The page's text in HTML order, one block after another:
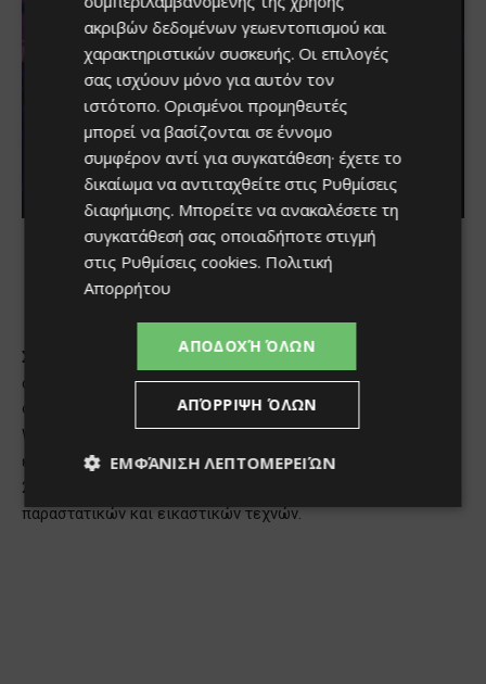
ακριβών δεδομένων γεωεντοπισμού και
χαρακτηριστικών συσκευής. Οι επιλογές
σας ισχύουν μόνο για αυτόν τον
ιστότοπο. Ορισμένοι προμηθευτές
μπορεί να βασίζονται σε έννομο
συμφέρον αντί για συγκατάθεση· έχετε το
δικαίωμα να αντιταχθείτε στις Ρυθμίσεις
διαφήμισης. Μπορείτε να ανακαλέσετε τη
συγκατάθεσή σας οποιαδήποτε στιγμή
στις Ρυθμίσεις cookies. Πολιτική
Απορρήτου
ΑΠΟΔΟΧΉ ΌΛΩΝ
ΑΠΌΡΡΙΨΗ ΌΛΩΝ
ΕΜΦΆΝΙΣΗ ΛΕΠΤΟΜΕΡΕΙΏΝ